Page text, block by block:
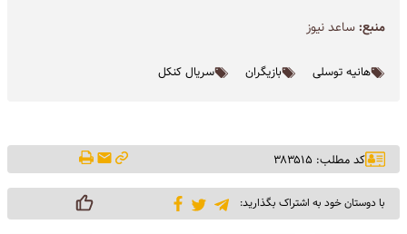
منبع:ساعد نیوز
هانیه توسلی بازیگران سریال کنکل
کد مطلب: ۳۸۳۵۱۵
با دوستان خود به اشتراک بگذارید: